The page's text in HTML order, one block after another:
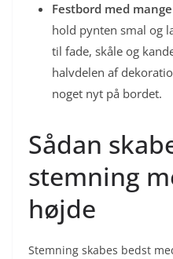
Festbord med
hold pynten smal og
til fade, skåle og
halvdelen af
noget nyt på bordet.
Sådan
stemning
højde
Stemning skabes bedst